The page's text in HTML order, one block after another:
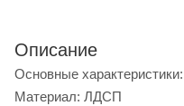
Описание
Основные характеристики:
Материал: ЛДСП